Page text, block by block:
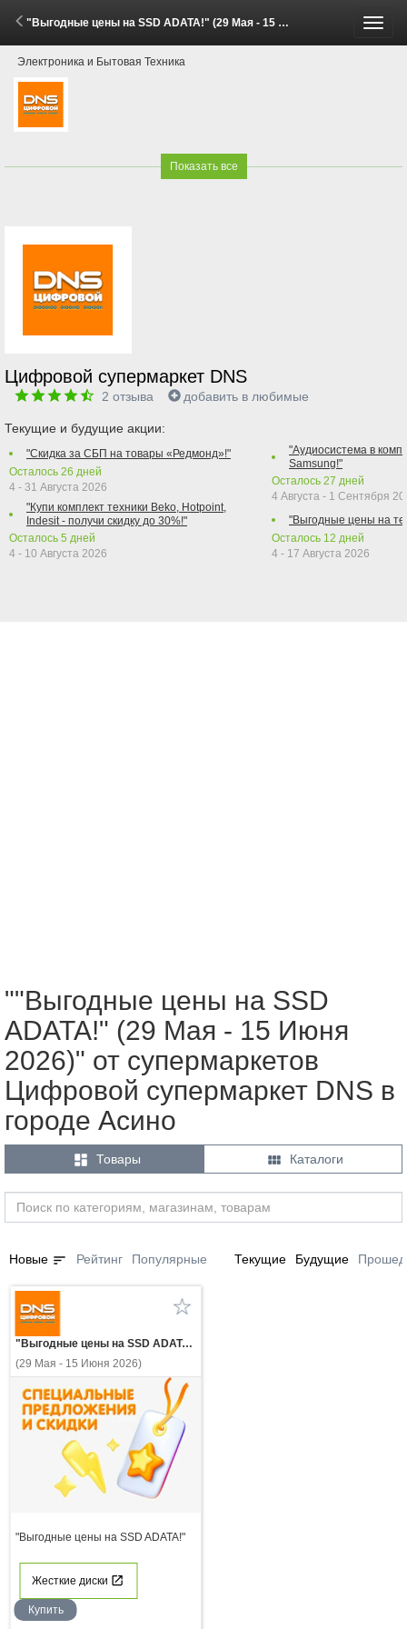
"Выгодные цены на SSD ADATA!" (29 Мая - 15 Июня 2026)
Электроника и Бытовая Техника
Показать все
Цифровой супермаркет DNS
2 отзыва добавить в любимые
Текущие и будущие акции:
"Скидка за СБП на товары «Редмонд»!"
Осталось 26 дней
4 - 31 Августа 2026
"Купи комплект техники Beko, Hotpoint,
Indesit - получи скидку до 30%!"
Осталось 5 дней
4 - 10 Августа 2026
"Аудиосистема в
Samsung!"
Осталось 27 дней
4 Августа - 1 Сентября
"Выгодные цены на
Осталось 12 дней
4 - 17 Августа 2026
""Выгодные цены на SSD
ADATA!" (29 Мая - 15 Июня
2026)" от супермаркетов
Цифровой супермаркет DNS в
городе Асино
 Товары  Каталоги
Новые sort Рейтинг Популярные Текущие Будущие
"Выгодные цены на SSD ADATA!"
(29 Мая - 15 Июня 2026)
"Выгодные цены на SSD ADATA!"
Жесткие диски
Купить